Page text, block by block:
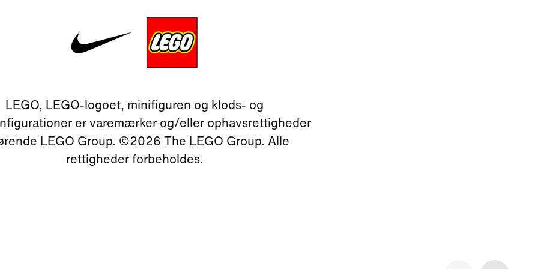
LEGO, LEGO-logoet, minifiguren og klods- og
er varemærker og/eller ophavsrettigheder
LEGO Group. ©2026 The LEGO Group. Alle
rettigheder forbeholdes.